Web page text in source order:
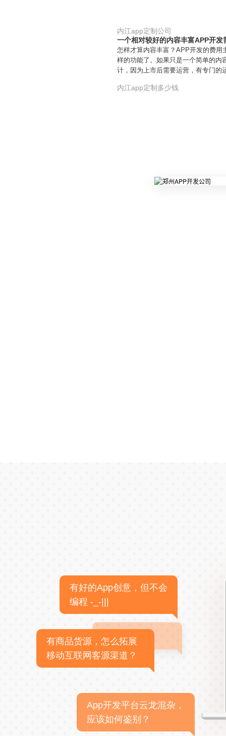
内江app定制公司
一个相对较好的内容丰富APP开
怎样才算内容丰富？APP开发的费用
样的功能了。如果只是一个简单的内
计，因为上市后需要运营，有专门的
内江app定制多少钱
有好的App创意，但不会
编程 -_-|||
有商品货源，怎么拓展
移动互联网客源渠道？
App开发平台云龙混杂，
应该如何鉴别？